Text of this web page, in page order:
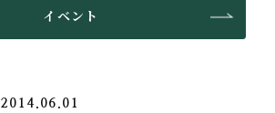
イベント
2014.06.01